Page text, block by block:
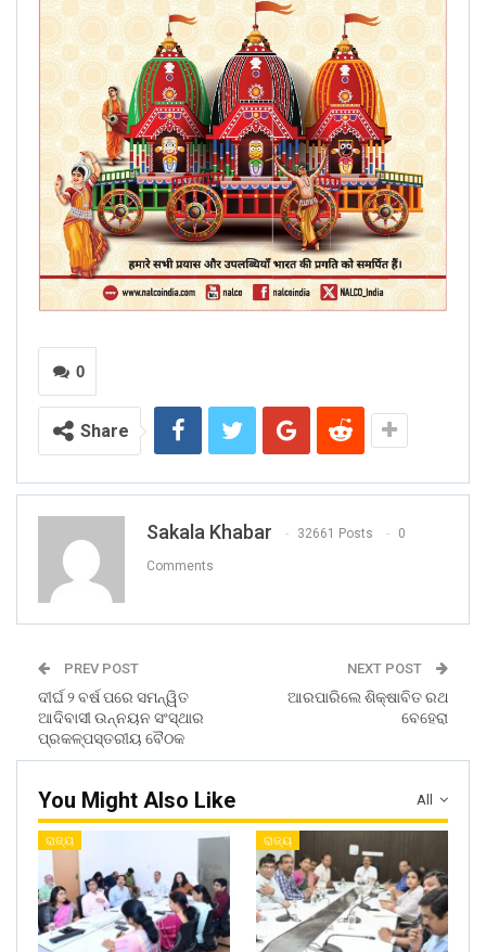
0
Share
Sakala Khabar 32661 Posts 0
Comments
PREV POST
ଦୀର୍ଘ ୨ ବର୍ଷ ପରେ ସମନ୍ୱିତ
ଆଦିବାସୀ ଉନ୍ନୟନ ସଂସ୍ଥାର
ପ୍ରକଳ୍ପସ୍ତରୀୟ ବୈଠକ
NEXT POST
ଆରପାରିଲେ ଶିକ୍ଷାବିତ ରଥ
ବେହେରା
All
You Might Also Like
ରାଜ୍ୟ ରାଜ୍ୟ